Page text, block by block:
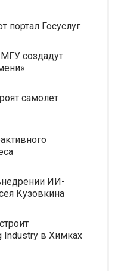
Госуслуг
создадут
самолет
ИИ-
Кузовкина
Industry в Химках